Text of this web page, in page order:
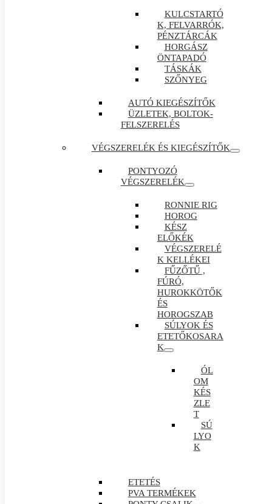
KULCSTARTÓ
K, FELVARRÓK,
PÉNZTÁRCÁK
HORGÁSZ
ÖNTAPADÓ
TÁSKÁK
SZŐNYEG
AUTÓ KIEGÉSZÍTŐK
ÜZLETEK, BOLTOK-
FELSZERELÉS
VÉGSZERELÉK ÉS KIEGÉSZÍTŐK
PONTYOZÓ
VÉGSZERELÉK
RONNIE RIG
HOROG
KÉSZ
ELŐKÉK
VÉGSZERELÉ
K KELLÉKEI
FŰZŐTŰ ,
FÚRÓ,
HUROKKÖTŐK
ÉS
HOROGSZAB
SÚLYOK ÉS
ETETŐKOSARA
K
ÓL
OM
KÉS
ZLE
T
SÚ
LYO
K
ETETÉS
PVA TERMÉKEK